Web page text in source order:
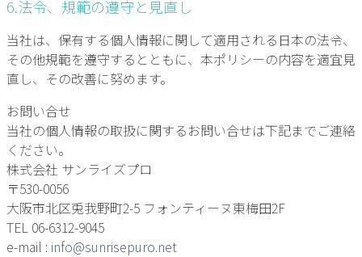
6.法令、規範の遵守と見直し
当社は、保有する個人情報に関して適用される日本の法令、
その他規範を遵守するとともに、本ポリシーの内容を適宜見
直し、その改善に努めます。
お問い合せ
当社の個人情報の取扱に関するお問い合せは下記までご連絡
ください。
株式会社 サンライズプロ
〒530-0056
大阪市北区兎我野町2-5 フォンティーヌ東梅田2F
TEL 06-6312-9045
e-mail : info@sunrisepuro.net